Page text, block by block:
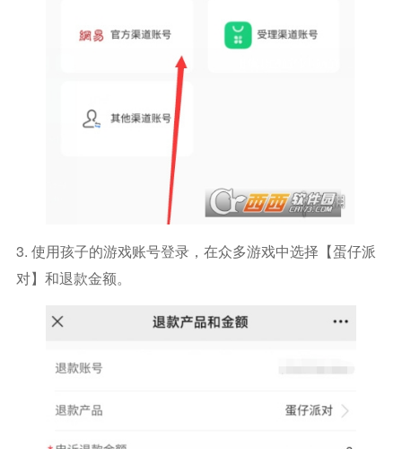
3. 使用孩子的游戏账号登录，在众多游戏中选择【蛋仔派
对】和退款金额。